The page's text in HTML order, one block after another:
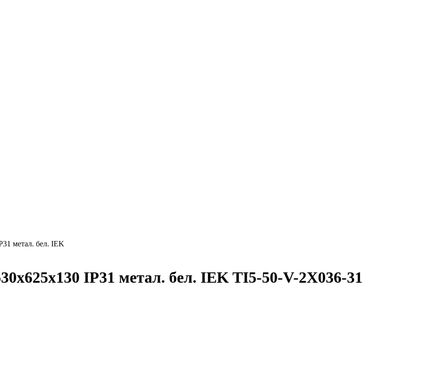
метал. бел. IEK
IP31 метал. бел. IEK TI5-50-V-2X036-31